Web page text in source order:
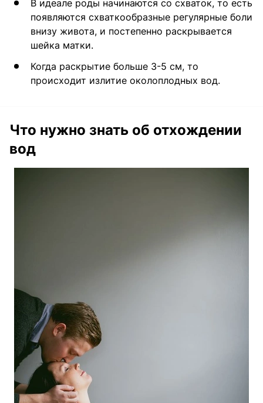
В идеале роды начинаются со схваток, то есть
появляются схваткообразные регулярные боли
внизу живота, и постепенно раскрывается
шейка матки.
Когда раскрытие больше 3-5 см, то
происходит излитие околоплодных вод.
Что нужно знать об отхождении
вод